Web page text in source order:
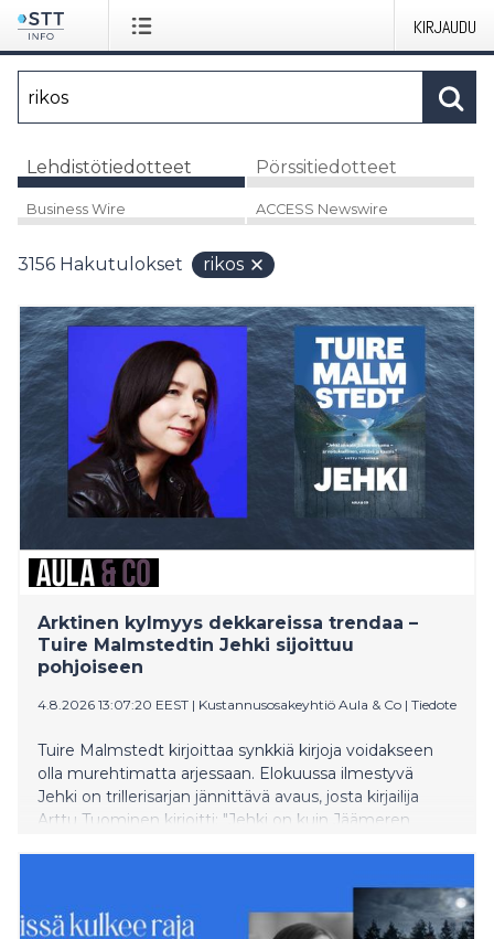
KIRJAUDU
Lehdistötiedotteet Pörssitiedotteet
Business Wire ACCESS Newswire
3156 Hakutulokset rikos
Arktinen kylmyys dekkareissa trendaa –
Tuire Malmstedtin Jehki sijoittuu
pohjoiseen
4.8.2026 13:07:20 EEST | Kustannusosakeyhtiö Aula & Co | Tiedote
Tuire Malmstedt kirjoittaa synkkiä kirjoja voidakseen
olla murehtimatta arjessaan. Elokuussa ilmestyvä
Jehki on trillerisarjan jännittävä avaus, josta kirjailija
Arttu Tuominen kirjoitti: "Jehki on kuin Jäämeren